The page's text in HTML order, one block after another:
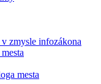
zmysle infozákona
mesta